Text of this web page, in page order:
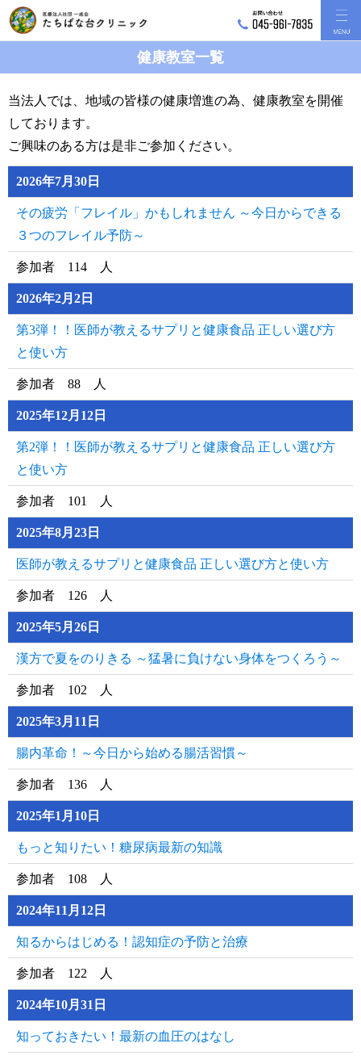
健康教室一覧
当法人では、地域の皆様の健康増進の為、健康教室を開催
しております。
ご興味のある方は是非ご参加ください。
2026年7月30日
その疲労「フレイル」かもしれません ～今日からできる
３つのフレイル予防～
参加者 114 人
2026年2月2日
第3弾！！医師が教えるサプリと健康食品 正しい選び方
と使い方
参加者 88 人
2025年12月12日
第2弾！！医師が教えるサプリと健康食品 正しい選び方
と使い方
参加者 101 人
2025年8月23日
医師が教えるサプリと健康食品 正しい選び方と使い方
参加者 126 人
2025年5月26日
漢方で夏をのりきる ～猛暑に負けない身体をつくろう～
参加者 102 人
2025年3月11日
腸内革命！～今日から始める腸活習慣～
参加者 136 人
2025年1月10日
もっと知りたい！糖尿病最新の知識
参加者 108 人
2024年11月12日
知るからはじめる！認知症の予防と治療
参加者 122 人
2024年10月31日
知っておきたい！最新の血圧のはなし